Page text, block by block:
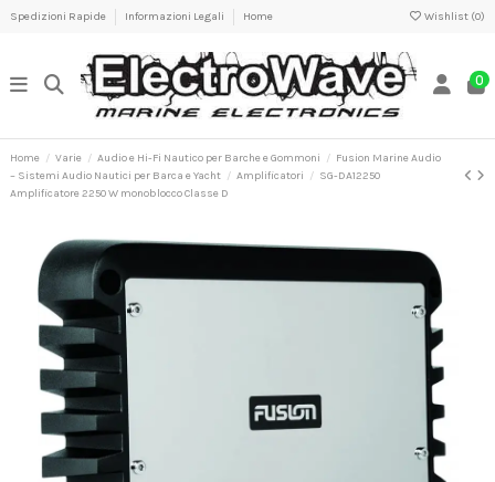
Spedizioni Rapide Informazioni Legali Home Wishlist (0)
0
Home Varie Audio e Hi-Fi Nautico per Barche e Gommoni
Fusion Marine Audio
– Sistemi Audio Nautici per Barca e Yacht
Amplificatori
SG-DA12250
Amplificatore 2250 W monoblocco Classe D